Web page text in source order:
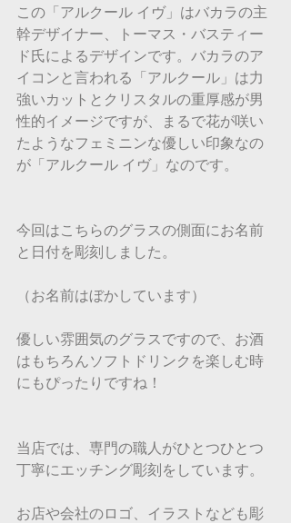
この「アルクール イヴ」はバカラの主
幹デザイナー、トーマス・バスティー
ド氏によるデザインです。バカラのア
イコンと言われる「アルクール」は力
強いカットとクリスタルの重厚感が男
性的イメージですが、まるで花が咲い
たようなフェミニンな優しい印象なの
が「アルクール イヴ」なのです。
今回はこちらのグラスの側面にお名前
と日付を彫刻しました。
（お名前はぼかしています）
優しい雰囲気のグラスですので、お酒
はもちろんソフトドリンクを楽しむ時
にもぴったりですね！
当店では、専門の職人がひとつひとつ
丁寧にエッチング彫刻をしています。
お店や会社のロゴ、イラストなども彫